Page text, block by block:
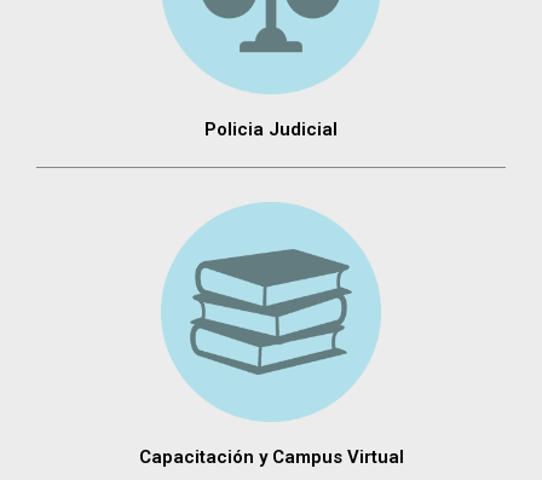
Policia Judicial
Capacitación y Campus Virtual